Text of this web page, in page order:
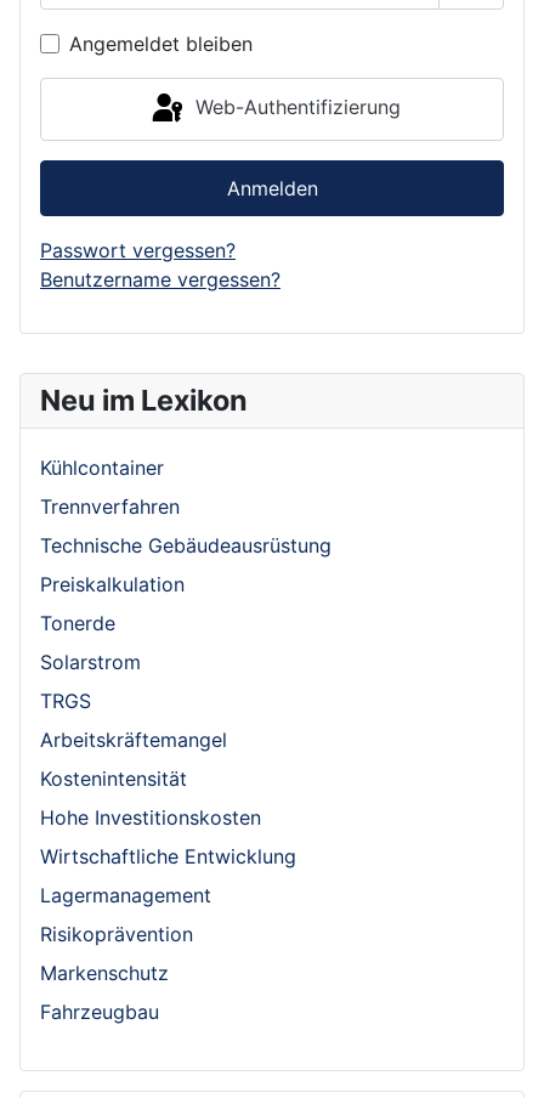
Neu im Lexikon
Kühlcontainer
Trennverfahren
Technische Gebäudeausrüstung
Preiskalkulation
Tonerde
Solarstrom
TRGS
Arbeitskräftemangel
Kostenintensität
Hohe Investitionskosten
Wirtschaftliche Entwicklung
Lagermanagement
Risikoprävention
Markenschutz
Fahrzeugbau
Angemeldet bleiben
Web-Authentifizierung
Anmelden
Passwort vergessen?
Benutzername vergessen?